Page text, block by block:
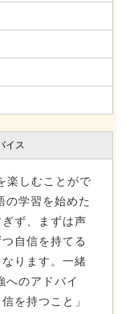
イス
楽しむことがで
の学習を始めた
ず、まずは声
自信を持てる
ります。一緒
へのアドバイ
を持つこと」